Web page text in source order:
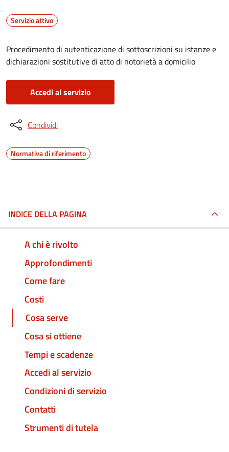
Servizio attivo
Procedimento di autenticazione di sottoscrizioni su istanze e
dichiarazioni sostitutive di atto di notorietà a domicilio
Accedi al servizio
Condividi
Normativa di riferimento
INDICE DELLA PAGINA
A chi è rivolto
Approfondimenti
Come fare
Costi
Cosa serve
Cosa si ottiene
Tempi e scadenze
Accedi al servizio
Condizioni di servizio
Contatti
Strumenti di tutela